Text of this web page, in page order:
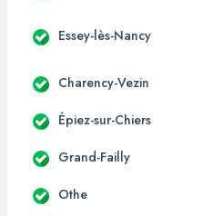
Essey-lès-Nancy
Charency-Vezin
Épiez-sur-Chiers
Grand-Failly
Othe